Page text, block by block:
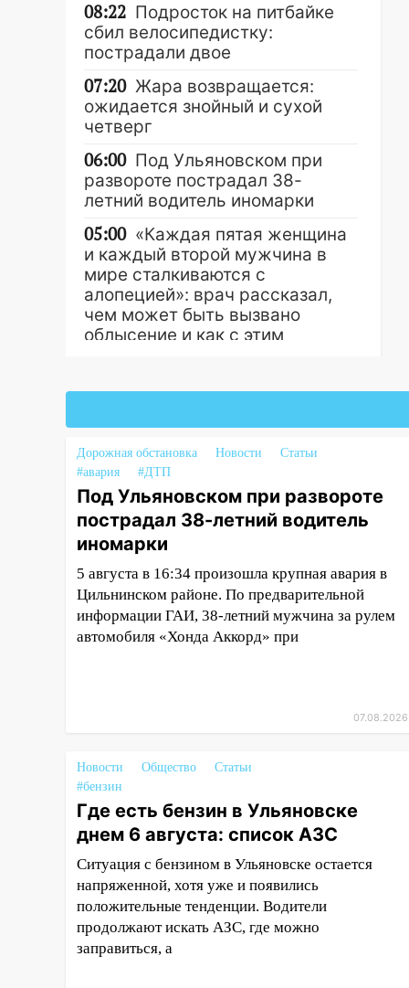
08:22 Подросток на питбайке
сбил велосипедистку:
пострадали двое
07:20 Жара возвращается:
ожидается знойный и сухой
четверг
06:00 Под Ульяновском при
развороте пострадал 38-
летний водитель иномарки
05:00 «Каждая пятая женщина
и каждый второй мужчина в
мире сталкиваются с
алопецией»: врач рассказал,
чем может быть вызвано
облысение и как с этим
03:30 Гороскоп на 7 августа:
творческой энергии и отличные
шансы исправить старые
ошибки
06.08.2026
23:20 Прогноз погоды на 7
августа в Ульяновской области
20:04 Ульяновцев приглашают
на забег, посвящённый Дню
воздушного флота России
баскетбола!
17:08
Ульяновский областной
суд оставил в силе приговор
руководству
«УльяновскФармации» за
махинации на 3,2 млн рублей
16:09 Ветераны легкой
атлетики из Ульяновска
успешно выступили на
Дорожная обстановка Новости
Статьи
#авария
#ДТП
Под Ульяновском при развороте
пострадал 38-летний водитель
иномарки
5 августа в 16:34 произошла крупная авария в
Цильнинском районе. По предварительной
информации ГАИ, 38-летний мужчина за рулем
автомобиля «Хонда Аккорд» при
07.08.2026
Новости Общество
Статьи
#бензин
Где есть бензин в Ульяновске
днем 6 августа: список АЗС
Ситуация с бензином в Ульяновске остается
напряженной, хотя уже и появились
положительные тенденции. Водители
продолжают искать АЗС, где можно
заправиться, а